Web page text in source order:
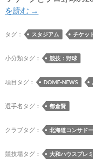
を読む 「札
ド
ム
NEWS」
年
4
号
→
タグ： スタジアム チケッ
小分類タグ： 競技：野球
項目タグ： DOME-NEWS
選手名タグ： 都倉賢
クラブタグ： 北海道コンサド
競技場タグ： 大和ハウスプレ